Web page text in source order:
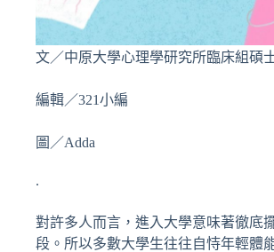
文／中原大學心理學研究所臨床組碩
編輯／321小編
圖／Adda
.
對許多人而言，進入大學意味著徹底
段。所以多數大學生往往自恃年輕體